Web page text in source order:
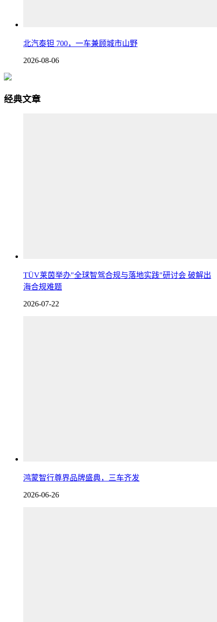
北汽泰钽 700，一车兼顾城市山野
2026-08-06
经典文章
TÜV莱茵举办"全球智驾合规与落地实践"研讨会 破解出
海合规难题
2026-07-22
鸿蒙智行尊界品牌盛典，三车齐发
2026-06-26